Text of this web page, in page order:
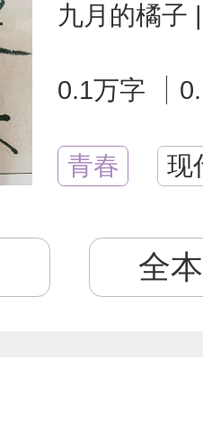
九月的橘子
0.1万字
青春 现
全